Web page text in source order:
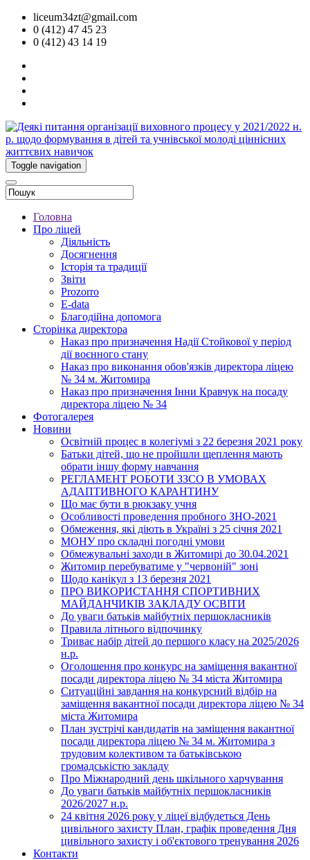
liceum34zt@gmail.com
0 (412) 47 45 23
0 (412) 43 14 19
Toggle navigation
Головна
Про ліцей
Діяльність
Досягнення
Історія та традиції
Звіти
Prozorro
E-data
Благодійна допомога
Сторінка директора
Наказ про призначення Надії Стойкової у період
дії воєнного стану
Наказ про виконання обов'язків директора ліцею
№ 34 м. Житомира
Наказ про призначення Інни Кравчук на посаду
директора ліцею № 34
Фотогалерея
Новини
Освітній процес в колегіумі з 22 березня 2021 року
Батьки дітей, що не пройшли щеплення мають
обрати іншу форму навчання
РЕГЛАМЕНТ РОБОТИ ЗЗСО В УМОВАХ
АДАПТИВНОГО КАРАНТИНУ
Що має бути в рюкзаку учня
Особливості проведення пробного ЗНО-2021
Обмеження, які діють в Україні з 25 січня 2021
МОНУ про складні погодні умови
Обмежувальні заходи в Житомирі до 30.04.2021
Житомир перебуватиме у "червоній" зоні
Щодо канікул з 13 березня 2021
ПРО ВИКОРИСТАННЯ СПОРТИВНИХ
МАЙДАНЧИКІВ ЗАКЛАДУ ОСВІТИ
До уваги батьків майбутніх першокласників
Правила літнього відпочинку
Триває набір дітей до першого класу на 2025/2026
н.р.
Оголошення про конкурс на заміщення вакантної
посади директора ліцею № 34 міста Житомира
Ситуаційні завдання на конкурсний відбір на
заміщення вакантної посади директора ліцею № 34
міста Житомира
План зустрічі кандидатів на заміщення вакантної
посади директора ліцею № 34 м. Житомира з
трудовим колективом та батьківською
громадськістю закладу
Про Міжнародний день шкільного харчування
До уваги батьків майбутніх першокласників
2026/2027 н.р.
24 квітня 2026 року у ліцеї відбудеться День
цивільного захисту План, графік проведення Дня
цивільного захисту і об'єктового тренування 2026
Контакти